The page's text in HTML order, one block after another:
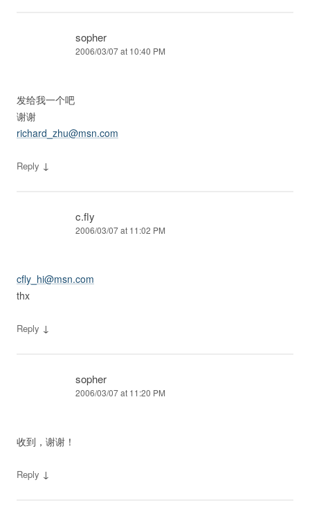
sopher
2006/03/07 at 10:40 PM
发给我一个吧
谢谢
richard_zhu@msn.com
Reply ↓
c.fly
2006/03/07 at 11:02 PM
cfly_hi@msn.com
thx
Reply ↓
sopher
2006/03/07 at 11:20 PM
收到，谢谢！
Reply ↓